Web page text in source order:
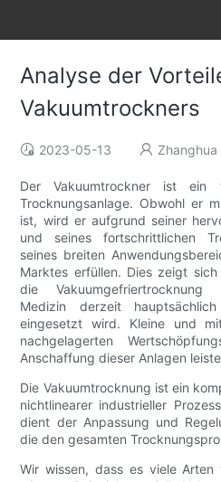
Analyse der
Vakuumtrockners
2023-05-13 Zhanghua
Der Vakuumtrockner ist ein
Trocknungsanlage. Obwohl er
ist, wird er aufgrund seiner
und seines fortschrittlichen
seines breiten
Marktes erfüllen. Dies zeigt
die Vakuumgefriertrocknung
Medizin derzeit
eingesetzt wird. Kleine und
nachgelagerten
Anschaffung dieser Anlagen
Die Vakuumtrocknung ist ein
nichtlinearer industrieller
dient der Anpassung und
die den gesamten
Wir wissen, dass es viele Arten